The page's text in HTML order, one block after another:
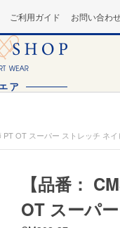
ご利用ガイド お問い合わ
PT OT スーパー ストレッチ ネ
【品番：
OT スーパ